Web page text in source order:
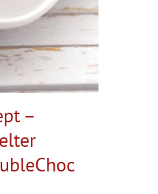
–